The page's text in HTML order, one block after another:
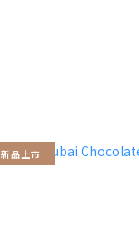
新品上市